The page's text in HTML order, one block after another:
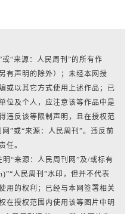
“来源：人民周刊”的所有作
有声明的除外）；未经本网授
或以其它方式使用上述作品；已
位及个人，应注意该等作品中是
违反该等限制声明，且在授权范
”或“来源：人民周刊”。违反前
任。
“来源：人民周刊网”及/或标有
人民周刊”水印，但并不代表
用的权利；已经与本网签署相关
在授权范围内使用该等图片中明